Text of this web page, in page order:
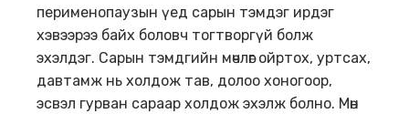
перименопаузын үед сарын тэмдэг ирдэг
хэвээрээ байх боловч тогтворгүй болж
эхэлдэг. Сарын тэмдгийн мөчлөг ойртох, уртсах,
давтамж нь холдож тав, долоо хоногоор,
эсвэл гурван сараар холдож эхэлж болно. Мөн